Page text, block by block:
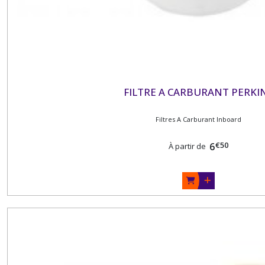
FILTRE A CARBURANT
Filtres A Carburant Inboard
À partir de 6€50